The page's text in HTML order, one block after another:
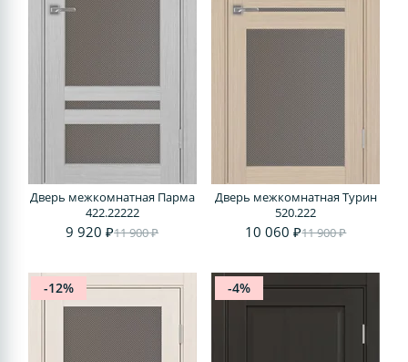
Дверь межкомнатная Парма
422.22222
9 920 ₽11 900 ₽
Дверь межкомнатная Турин
520.222
10 060 ₽11 900 ₽
-12% -4%